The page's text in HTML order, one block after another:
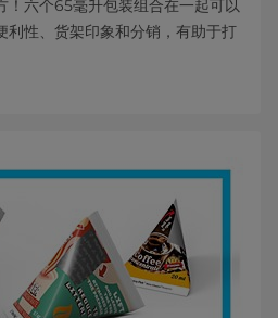
六个65毫升包装组合在一起可以
利性、货架印象和分销，有助于打